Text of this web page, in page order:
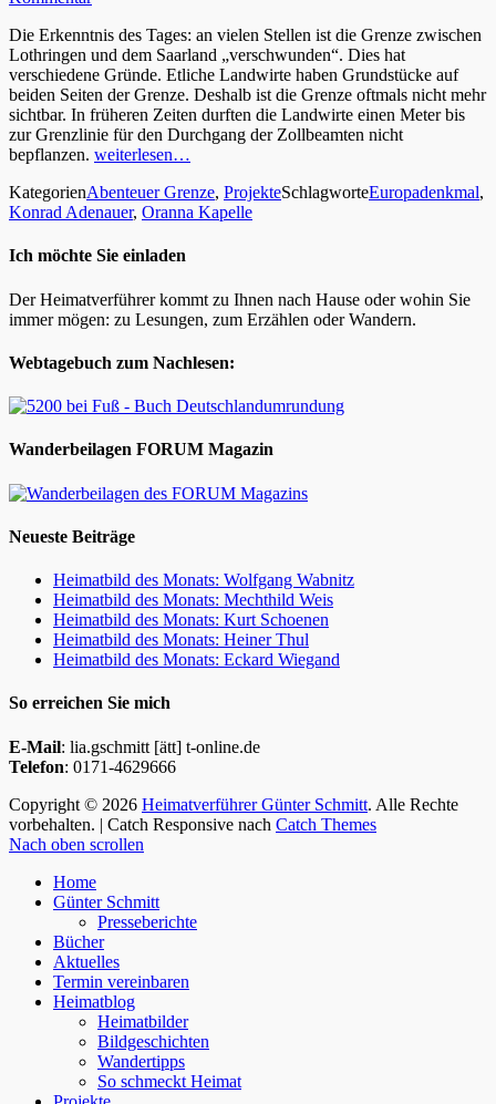
Die Erkenntnis des Tages: an vielen Stellen ist die Grenze zwischen
Lothringen und dem Saarland „verschwunden“. Dies hat
verschiedene Gründe. Etliche Landwirte haben Grundstücke auf
beiden Seiten der Grenze. Deshalb ist die Grenze oftmals nicht mehr
sichtbar. In früheren Zeiten durften die Landwirte einen Meter bis
zur Grenzlinie für den Durchgang der Zollbeamten nicht
bepflanzen. weiterlesen…
KategorienAbenteuer Grenze, ProjekteSchlagworteEuropadenkmal,
Konrad Adenauer, Oranna Kapelle
Ich möchte Sie einladen
Der Heimatverführer kommt zu Ihnen nach Hause oder wohin Sie
immer mögen: zu Lesungen, zum Erzählen oder Wandern.
Webtagebuch zum Nachlesen:
Wanderbeilagen FORUM Magazin
Neueste Beiträge
Heimatbild des Monats: Wolfgang Wabnitz
Heimatbild des Monats: Mechthild Weis
Heimatbild des Monats: Kurt Schoenen
Heimatbild des Monats: Heiner Thul
Heimatbild des Monats: Eckard Wiegand
So erreichen Sie mich
E-Mail: lia.gschmitt [ätt] t-online.de
Telefon: 0171-4629666
Copyright © 2026 Heimatverführer Günter Schmitt. Alle Rechte
vorbehalten. | Catch Responsive nach Catch Themes
Nach oben scrollen
Home
Günter Schmitt
Presseberichte
Bücher
Aktuelles
Termin vereinbaren
Heimatblog
Heimatbilder
Bildgeschichten
Wandertipps
So schmeckt Heimat